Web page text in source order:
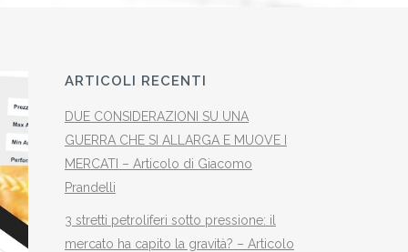
ARTICOLI RECENTI
DUE CONSIDERAZIONI SU UNA
GUERRA CHE SI ALLARGA E MUOVE I
MERCATI – Articolo di Giacomo
Prandelli
3 stretti petroliferi sotto pressione: il
mercato ha capito la gravità? – Articolo